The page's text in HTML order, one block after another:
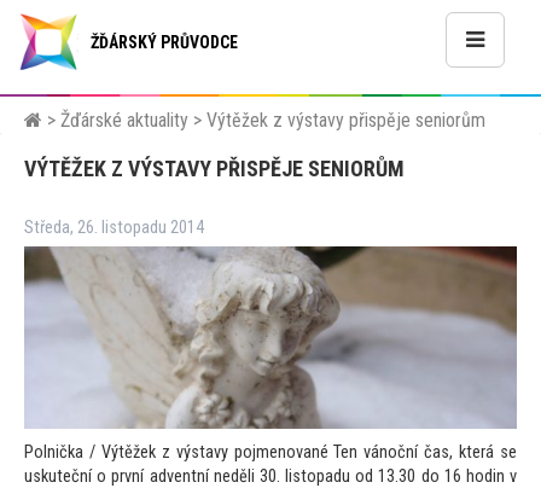
ŽĎÁRSKÝ PRŮVODCE
> Žďárské aktuality > Výtěžek z výstavy přispěje seniorům
VÝTĚŽEK Z VÝSTAVY PŘISPĚJE SENIORŮM
Středa, 26. listopadu 2014
Polnička / Výtěžek z výstavy pojmenované Ten vánoční čas, která se
uskuteční o první adventní neděli 30. listopadu od 13.30 do 16 hodin v